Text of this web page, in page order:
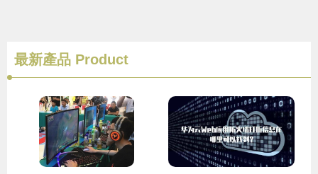
最新產品 Product